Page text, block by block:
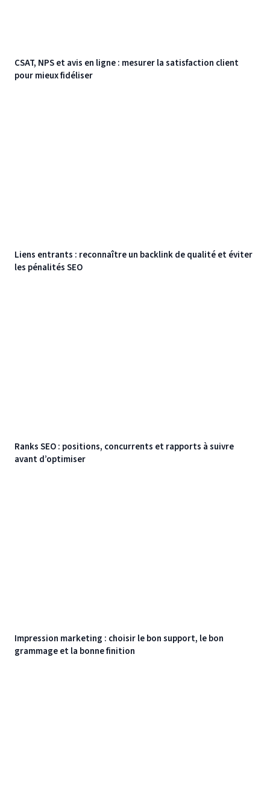
CSAT, NPS et avis en ligne : mesurer la satisfaction client
pour mieux fidéliser
Liens entrants : reconnaître un backlink de qualité et éviter
les pénalités SEO
Ranks SEO : positions, concurrents et rapports à suivre
avant d’optimiser
Impression marketing : choisir le bon support, le bon
grammage et la bonne finition